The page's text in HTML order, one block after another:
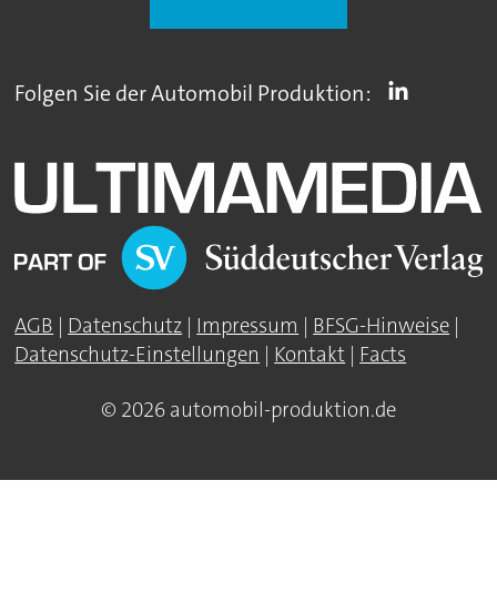
Folgen Sie der Automobil Produktion:
AGB | Datenschutz | Impressum | BFSG-Hinweise |
Datenschutz-Einstellungen | Kontakt | Facts
© 2026 automobil-produktion.de